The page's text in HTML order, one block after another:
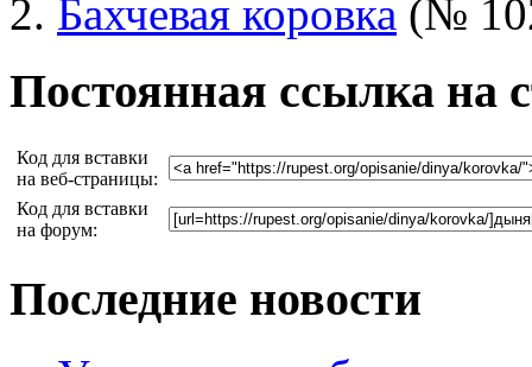
Бахчевая коровка (№
Постоянная ссылка на
Код для вставки
на веб-страницы:
Код для вставки
на форум:
Последние новости